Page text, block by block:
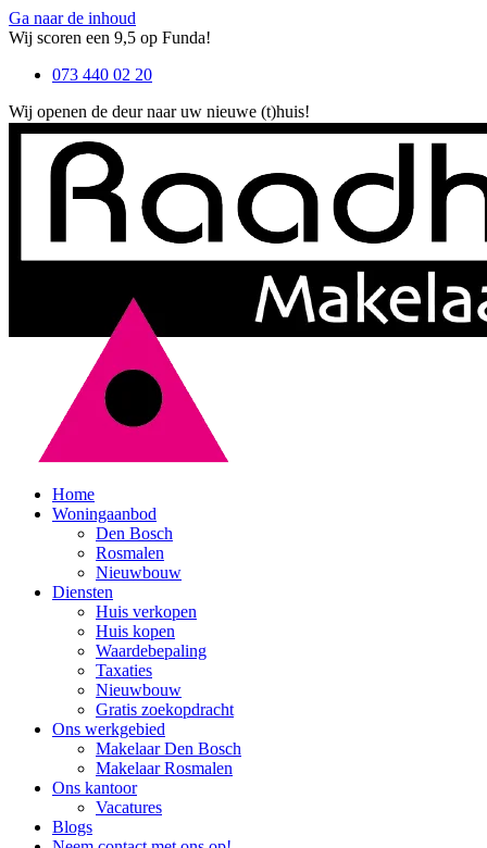
Ga naar de inhoud
Wij scoren een 9,5 op Funda!
073 440 02 20
Wij openen de deur naar uw nieuwe (t)huis!
Home
Woningaanbod
Den Bosch
Rosmalen
Nieuwbouw
Diensten
Huis verkopen
Huis kopen
Waardebepaling
Taxaties
Nieuwbouw
Gratis zoekopdracht
Ons werkgebied
Makelaar Den Bosch
Makelaar Rosmalen
Ons kantoor
Vacatures
Blogs